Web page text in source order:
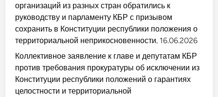
организаций из разных стран обратились к
руководству и парламенту КБР с призывом
сохранить в Конституции республики положения о
территориальной неприкосновенности. 16.06.2026
Коллективное заявление к главе и депутатам КБР
против требования прокуратуры об исключении из
Конституции республики положений о гарантиях
целостности и территориальной